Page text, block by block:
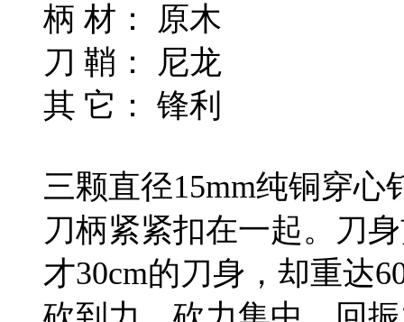
柄 材： 原木
刀 鞘： 尼龙
其 它： 锋利
三颗直径15mm纯铜穿
刀柄紧紧扣在一起。刀
才30cm的刀身，却重达